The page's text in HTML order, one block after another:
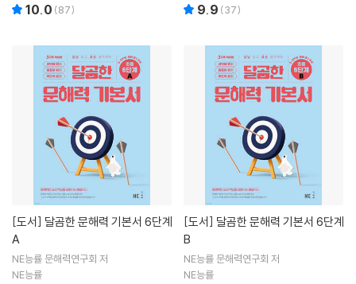
10.0 (87) 9.9 (37)
[도서]
A
NE능률 문해력연구회 저
NE능률
[도서]
B
NE능률 문해력연구회 저
NE능률